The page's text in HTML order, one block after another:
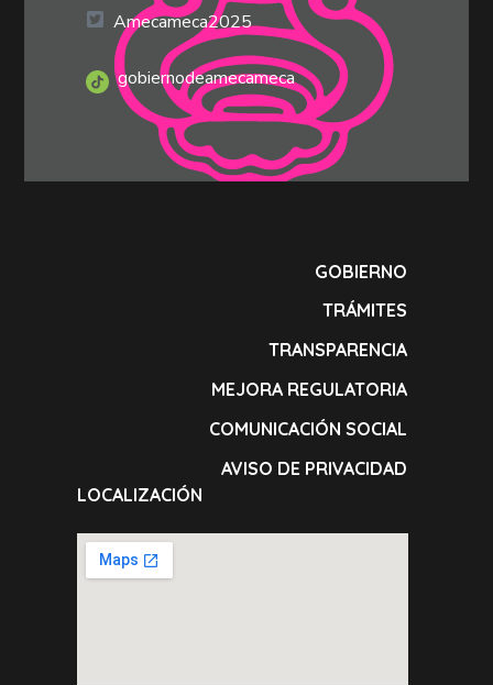
Amecameca2025
gobiernodeamecameca
GOBIERNO
TRÁMITES
TRANSPARENCIA
MEJORA REGULATORIA
COMUNICACIÓN SOCIAL
AVISO DE PRIVACIDAD
LOCALIZACIÓN